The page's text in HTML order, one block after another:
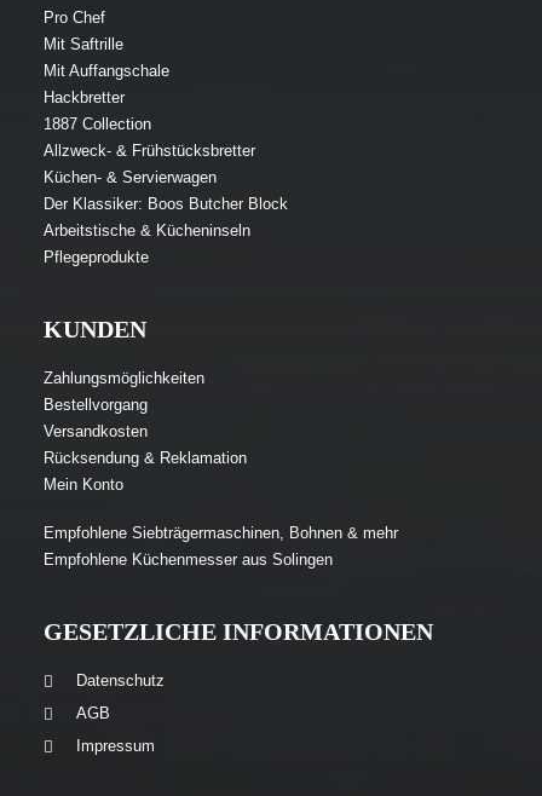
Pro Chef
Mit Saftrille
Mit Auffangschale
Hackbretter
1887 Collection
Allzweck- & Frühstücksbretter
Küchen- & Servierwagen
Der Klassiker: Boos Butcher Block
Arbeitstische & Kücheninseln
Pflegeprodukte
KUNDEN
Zahlungsmöglichkeiten
Bestellvorgang
Versandkosten
Rücksendung & Reklamation
Mein Konto
Empfohlene Siebträgermaschinen, Bohnen & mehr
Empfohlene Küchenmesser aus Solingen
GESETZLICHE INFORMATIONEN
Datenschutz
AGB
Impressum